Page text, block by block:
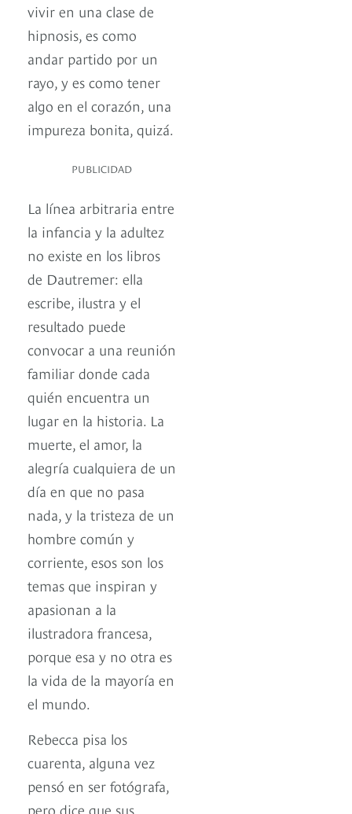
vivir en una clase de
hipnosis, es como
andar partido por un
rayo, y es como tener
algo en el corazón, una
impureza bonita, quizá.
PUBLICIDAD
La línea arbitraria entre
la infancia y la adultez
no existe en los libros
de Dautremer: ella
escribe, ilustra y el
resultado puede
convocar a una reunión
familiar donde cada
quién encuentra un
lugar en la historia. La
muerte, el amor, la
alegría cualquiera de un
día en que no pasa
nada, y la tristeza de un
hombre común y
corriente, esos son los
temas que inspiran y
apasionan a la
ilustradora francesa,
porque esa y no otra es
la vida de la mayoría en
el mundo.
Rebecca pisa los
cuarenta, alguna vez
pensó en ser fotógrafa,
pero dice que sus